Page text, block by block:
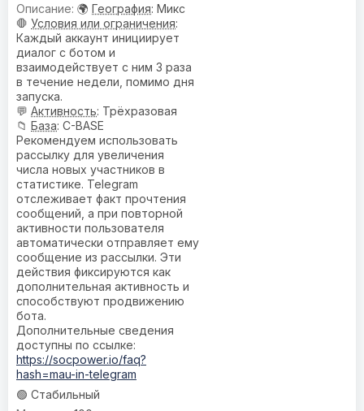
🌍 География: Микс
🛑 Условия или ограничения:
Каждый аккаунт инициирует
диалог с ботом и
взаимодействует с ним 3 раза
в течение недели, помимо дня
запуска.
💬 Активность: Трёхразовая
📁 База: C-BASE
Рекомендуем использовать
рассылку для увеличения
числа новых участников в
статистике. Telegram
отслеживает факт прочтения
сообщений, а при повторной
активности пользователя
автоматически отправляет ему
сообщение из рассылки. Эти
действия фиксируются как
дополнительная активность и
способствуют продвижению
бота.
Дополнительные сведения
доступны по ссылке:
https://socpower.io/faq?
hash=mau-in-telegram
🟢 Стабильный